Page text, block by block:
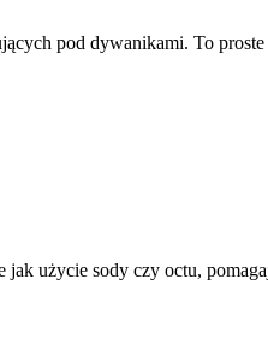
pod dywanikami. To
użycie sody czy octu,